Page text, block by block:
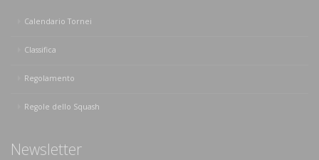
Calendario Tornei
Classifica
Regolamento
Regole dello Squash
Newsletter